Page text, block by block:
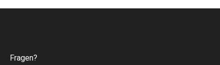
Fragen?